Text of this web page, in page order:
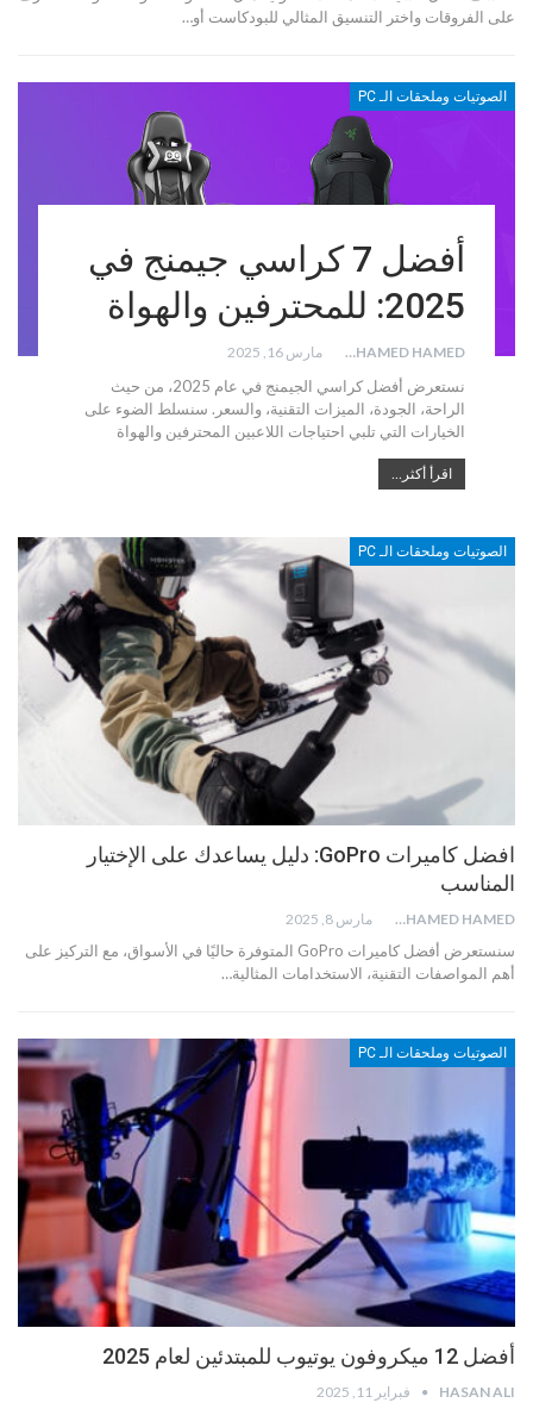
على الفروقات واختر التنسيق المثالي للبودكاست أو…
الصوتيات وملحقات الـ PC
أفضل 7 كراسي جيمنج في
2025: للمحترفين والهواة
MOHAMED HAMED مارس 16, 2025
نستعرض أفضل كراسي الجيمنج في عام 2025، من حيث
الراحة، الجودة، الميزات التقنية، والسعر. سنسلط الضوء على
الخيارات التي تلبي احتياجات اللاعبين المحترفين والهواة
اقرأ أكثر...
الصوتيات وملحقات الـ PC
افضل كاميرات GoPro: دليل يساعدك على الإختيار
المناسب
MOHAMED HAMED مارس 8, 2025
سنستعرض أفضل كاميرات GoPro المتوفرة حاليًا في الأسواق، مع التركيز على
أهم المواصفات التقنية، الاستخدامات المثالية…
الصوتيات وملحقات الـ PC
أفضل 12 ميكروفون يوتيوب للمبتدئين لعام 2025
HASAN ALI فبراير 11, 2025